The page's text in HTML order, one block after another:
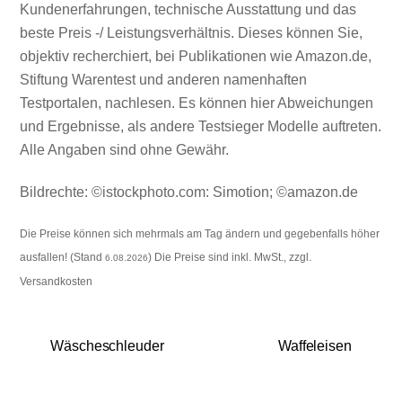
Kundenerfahrungen, technische Ausstattung und das
beste Preis -/ Leistungsverhältnis. Dieses können Sie,
objektiv recherchiert, bei Publikationen wie Amazon.de,
Stiftung Warentest und anderen namenhaften
Testportalen, nachlesen. Es können hier Abweichungen
und Ergebnisse, als andere Testsieger Modelle auftreten.
Alle Angaben sind ohne Gewähr.
Bildrechte: ©istockphoto.com: Simotion; ©amazon.de
Die Preise können sich mehrmals am Tag ändern und gegebenfalls höher
ausfallen! (Stand6.08.2026) Die Preise sind inkl. MwSt., zzgl.
Versandkosten
Wäscheschleuder Waffeleisen